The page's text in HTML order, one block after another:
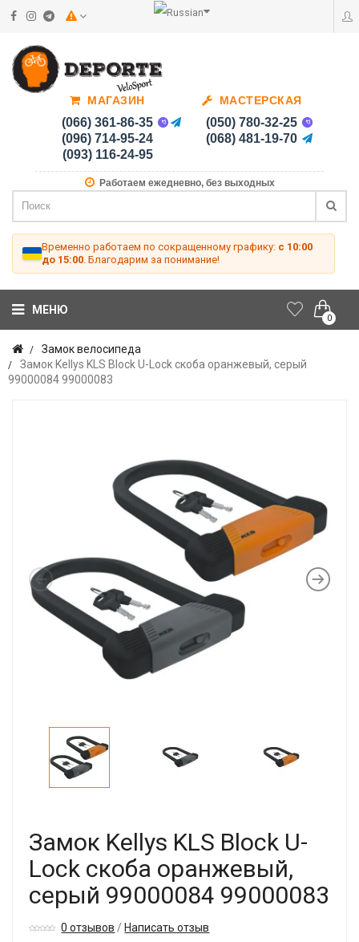
МАГАЗИН
(066) 361-86-35
(096) 714-95-24
(093) 116-24-95
МАСТЕРСКАЯ
(050) 780-32-25
(068) 481-19-70
Работаем ежедневно, без выходных
Временно работаем по сокращенному графику: с 10:00
до 15:00 . Благодарим за понимание!
0
МЕНЮ
Замок велосипеда
Замок Kellys KLS Block U-Lock скоба оранжевый, серый
99000084 99000083
Замок Kellys KLS Block U-
Lock скоба оранжевый,
серый 99000084 99000083
0 отзывов /Написать отзыв